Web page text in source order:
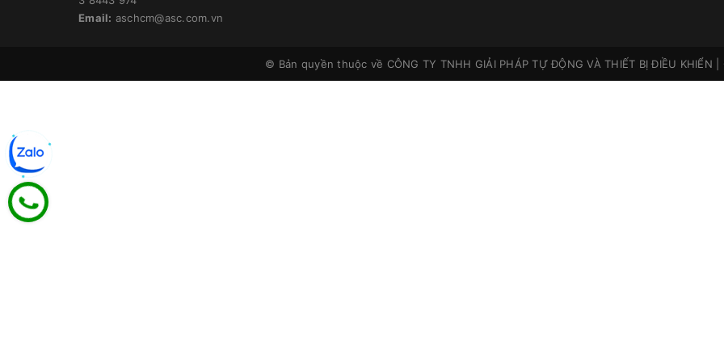
Email: aschcm@asc.com.vn
© Bản quyền thuộc về CÔNG TY TNHH GIẢI PHÁP TỰ ĐỘNG VÀ THIẾT BỊ ĐIỀU KHIỂN